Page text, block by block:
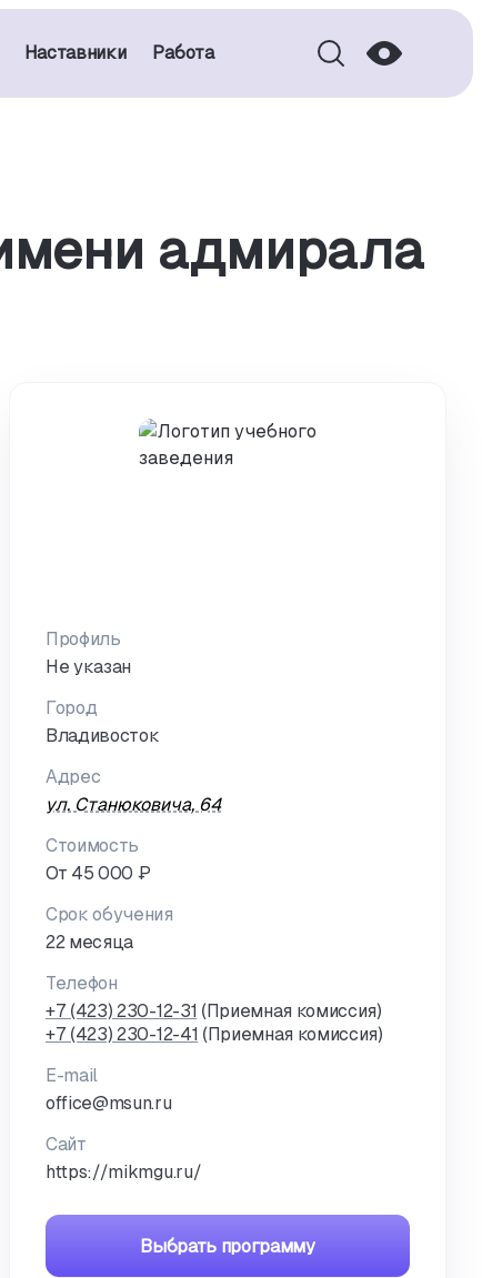
Наставники Работа
адмирала
Профиль
Не указан
Город
Владивосток
Адрес
ул. Станюковича, 64
Стоимость
От 45 000 ₽
Срок обучения
22 месяца
Телефон
+7 (423) 230-12-31 (Приемная комиссия)
+7 (423) 230-12-41 (Приемная комиссия)
E-mail
office@msun.ru
Сайт
https://mikmgu.ru/
Выбрать программу